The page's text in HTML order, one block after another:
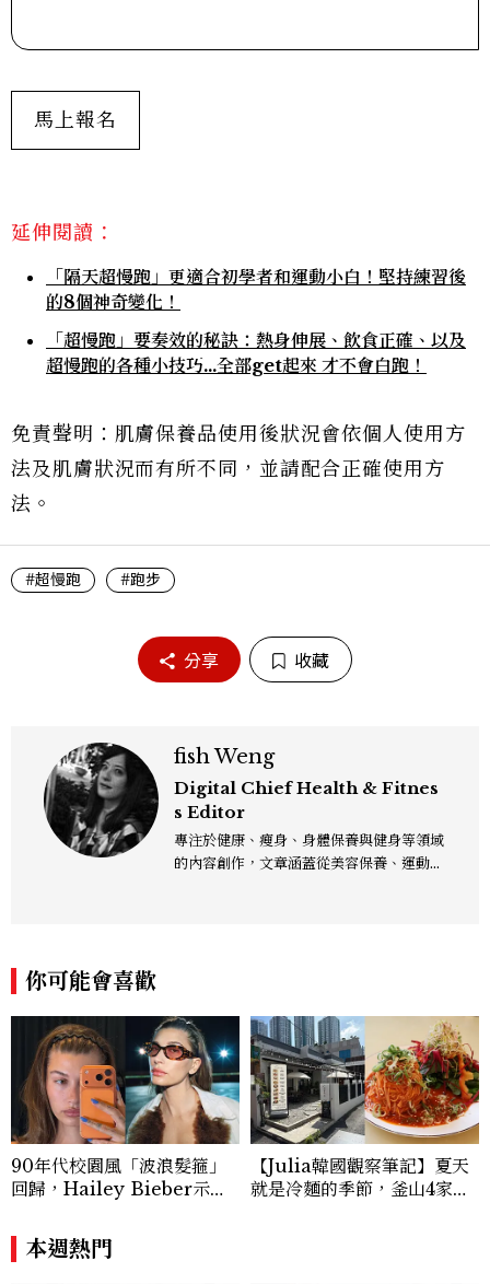
馬上報名
延伸閱讀：
「隔天超慢跑」更適合初學者和運動小白！堅持練習後
的8個神奇變化！
「超慢跑」要奏效的秘訣：熱身伸展、飲食正確、以及
超慢跑的各種小技巧…全部get起來 才不會白跑！
免責聲明：肌膚保養品使用後狀況會依個人使用方
法及肌膚狀況而有所不同，並請配合正確使用方
法。
#超慢跑 #跑步
分享 收藏
fish Weng
Digital Chief Health & Fitnes
s Editor
專注於健康、瘦身、身體保養與健身等領域
的內容創作，文章涵蓋從美容保養、運動健
你可能會喜歡
90年代校園風「波浪髮箍」
回歸，Hailey Bieber示範
u髮箍未開賣先爆紅！
【Julia韓國觀察筆記】夏天
就是冷麵的季節，釜山4家必
本週熱門